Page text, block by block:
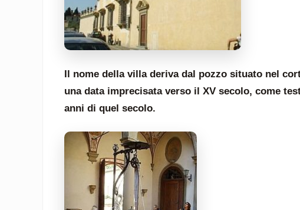
Il nome della villa deriva dal pozzo situato nel
una data imprecisata verso il XV secolo, come
anni di quel secolo.